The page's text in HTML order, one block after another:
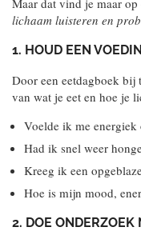
lichaam luisteren en
1. HOUD EEN
Door een eetdagboek bij
van wat je eet en hoe je
Voelde ik me
Had ik snel weer
Kreeg ik een
Hoe is mijn mood,
2. DOE